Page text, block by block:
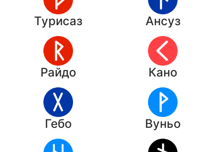
Турисаз Ансуз
Райдо Кано
Гебо Вуньо